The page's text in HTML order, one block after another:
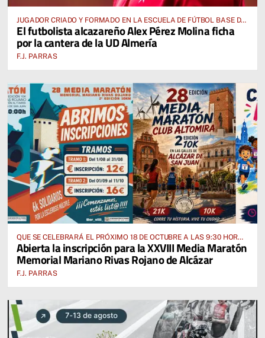
JUGADOR CRIADO Y FORMADO EN LA ESCUELA DE FÚTBOL BASE DE
ALCÁZAR DE SAN JUAN
El futbolista alcazareño Alex Pérez Molina ficha
por la cantera de la UD Almería
F.J. PARRAS
QUE SE CELEBRARÁ EL PRÓXIMO 18 DE OCTUBRE A LAS 9:30 HORAS
DESDE EL PABELLÓN VICENTE PANIAGUA
Abierta la inscripción para la XXVIII Media Maratón
Memorial Mariano Rivas Rojano de Alcázar
F.J. PARRAS